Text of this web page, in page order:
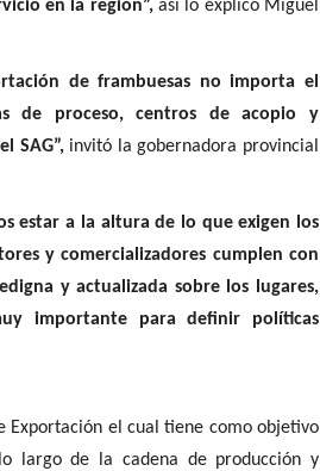
en la región”,así lo explicó Miguel
de frambuesas no importa el
de proceso, centros de acopio y
SAG”,invitó la gobernadora provincial
estar a la altura de lo que exigen los
y comercializadores cumplen con
y actualizada sobre los lugares,
importante para definir políticas
Exportación el cual tiene como objetivo
largo de la cadena de producción y